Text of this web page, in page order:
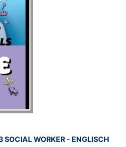
SOCIAL WORKER - ENGLISCH